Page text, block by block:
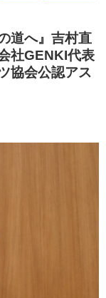
道へ』吉村直
社GENKI代表
協会公認アス